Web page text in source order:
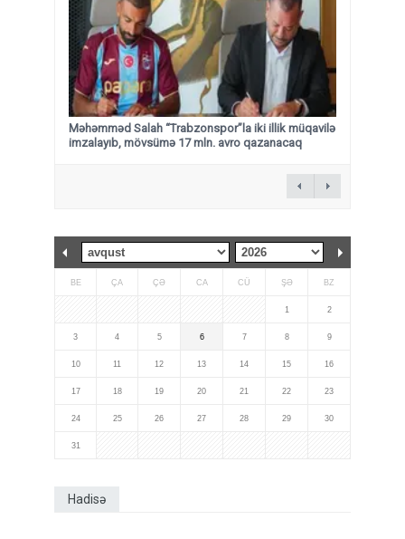
Məhəmməd Salah “Trabzonspor”la iki illik müqavilə
imzalayıb, mövsümə 17 mln. avro qazanacaq
BE ÇA ÇƏ CA CÜ ŞƏ BZ
1 2
3 4 5 6 7 8 9
10 11 12 13 14 15 16
17 18 19 20 21 22 23
24 25 26 27 28 29 30
31
Hadisə